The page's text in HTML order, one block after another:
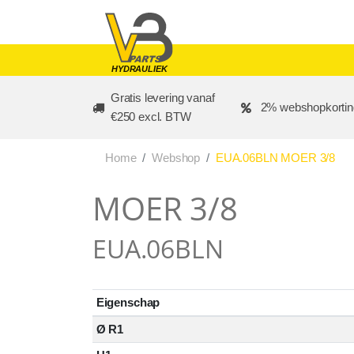
HYDRAULIEK
Gratis levering vanaf
€250 excl. BTW
2%
Home Webshop EUA.06BLN MOER 3/8
MOER 3/8
EUA.06BLN
Eigenschap
Ø R1